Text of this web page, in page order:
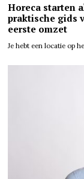
Horeca starten
praktische gids
eerste omzet
Je hebt een locatie op